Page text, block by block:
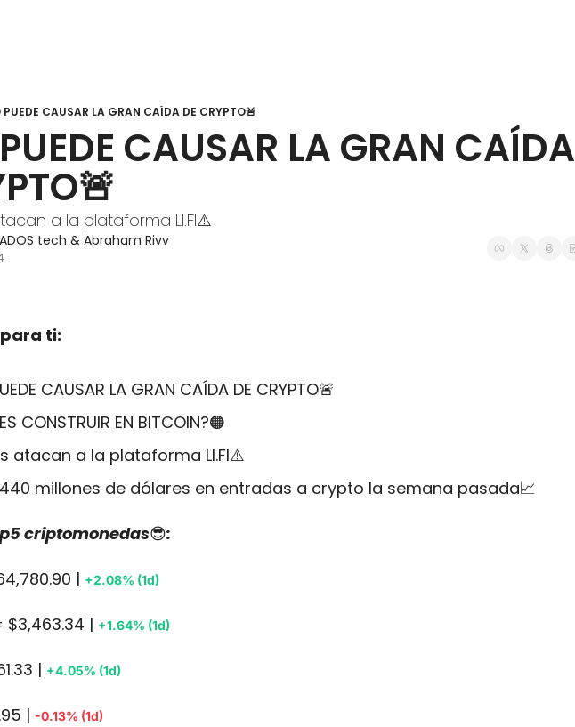
PUEDE CAUSAR LA GRAN CAÍDA DE CRYPTO🚨
PUEDE CAUSAR LA GRAN CAÍDA
a la plataforma LI.FI⚠️
tech & Abraham Rivv
ti:
CAUSAR LA GRAN CAÍDA DE CRYPTO🚨
CONSTRUIR EN BITCOIN?🟠
atacan a la plataforma LI.FI⚠️
millones de dólares en entradas a crypto la semana pasada📈
criptomonedas😎:
| +2.08% (1d)
$3,463.34 | +1.64% (1d)
| +4.05% (1d)
| -0.13% (1d)